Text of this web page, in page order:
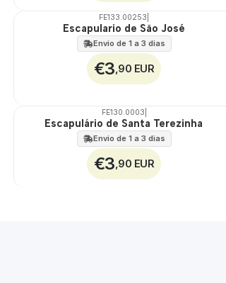
FE133.00253
Escapulario de São José
Envio de 1 a 3 dias
€3 ,90 EUR
FE130.0003
Escapulário de Santa Terezinha
Envio de 1 a 3 dias
€3 ,90 EUR